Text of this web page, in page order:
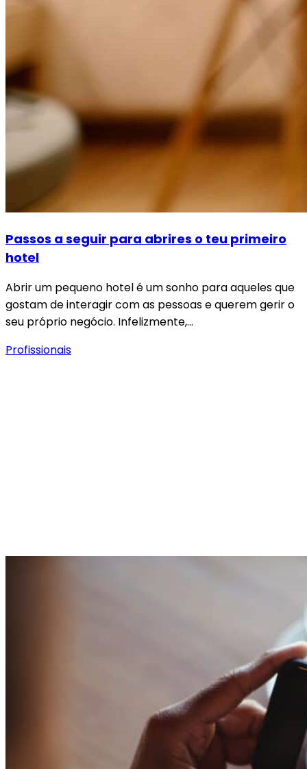
Passos a seguir para abrires o teu primeiro
hotel
Abrir um pequeno hotel é um sonho para aqueles que
gostam de interagir com as pessoas e querem gerir o
seu próprio negócio. Infelizmente,…
Profissionais